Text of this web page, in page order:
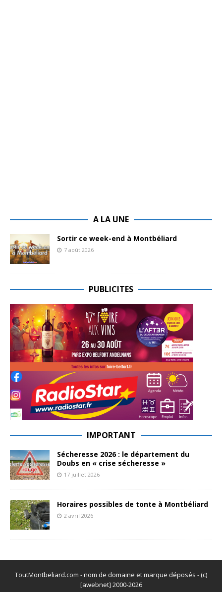
A LA UNE
Sortir ce week-end à Montbéliard
7 août 2026
PUBLICITES
IMPORTANT
Sécheresse 2026 : le département du
Doubs en « crise sécheresse »
17 juillet 2026
Horaires possibles de tonte à Montbéliard
2 avril 2026
ToutMontbeliard.com - nom de domaine et marque déposés - (c)
[awebnet] 2000-2026